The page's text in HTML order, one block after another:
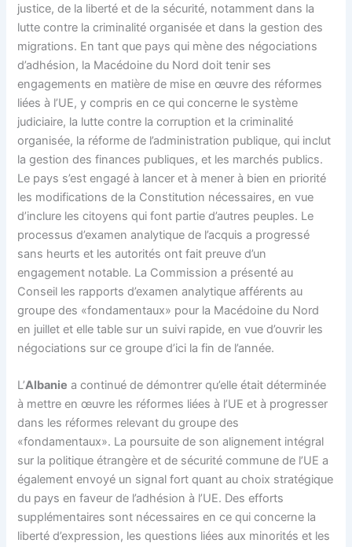
justice, de la liberté et de la sécurité, notamment dans la
lutte contre la criminalité organisée et dans la gestion des
migrations. En tant que pays qui mène des négociations
d’adhésion, la Macédoine du Nord doit tenir ses
engagements en matière de mise en œuvre des réformes
liées à l’UE, y compris en ce qui concerne le système
judiciaire, la lutte contre la corruption et la criminalité
organisée, la réforme de l’administration publique, qui inclut
la gestion des finances publiques, et les marchés publics.
Le pays s’est engagé à lancer et à mener à bien en priorité
les modifications de la Constitution nécessaires, en vue
d’inclure les citoyens qui font partie d’autres peuples. Le
processus d’examen analytique de l’acquis a progressé
sans heurts et les autorités ont fait preuve d’un
engagement notable. La Commission a présenté au
Conseil les rapports d’examen analytique afférents au
groupe des «fondamentaux» pour la Macédoine du Nord
en juillet et elle table sur un suivi rapide, en vue d’ouvrir les
négociations sur ce groupe d’ici la fin de l’année.
L’Albanie a continué de démontrer qu’elle était déterminée
à mettre en œuvre les réformes liées à l’UE et à progresser
dans les réformes relevant du groupe des
«fondamentaux». La poursuite de son alignement intégral
sur la politique étrangère et de sécurité commune de l’UE a
également envoyé un signal fort quant au choix stratégique
du pays en faveur de l’adhésion à l’UE. Des efforts
supplémentaires sont nécessaires en ce qui concerne la
liberté d’expression, les questions liées aux minorités et les